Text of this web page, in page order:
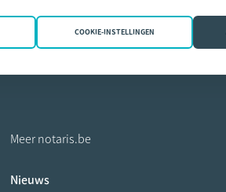
Meer notaris.be
Nieuws
COOKIE-INSTELLINGEN